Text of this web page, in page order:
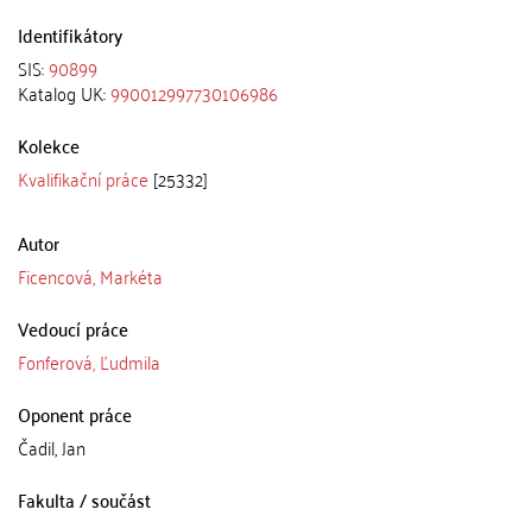
Identifikátory
SIS:90899
Katalog UK:990012997730106986
Kolekce
Kvalifikační práce [25332]
Autor
Ficencová, Markéta
Vedoucí práce
Fonferová, Ľudmila
Oponent práce
Čadil, Jan
Fakulta / součást